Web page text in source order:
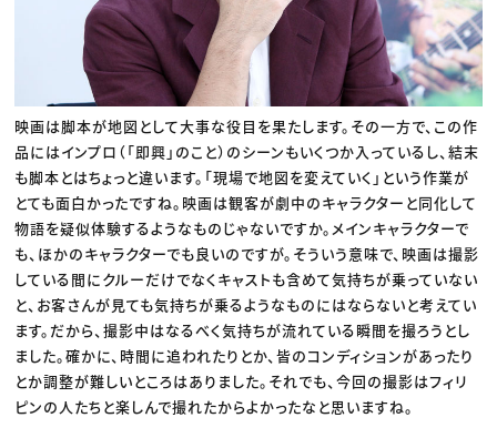
映画は脚本が地図として大事な役目を果たします。その一方で、この作
品にはインプロ（「即興」のこと）のシーンもいくつか入っているし、結末
も脚本とはちょっと違います。「現場で地図を変えていく」という作業が
とても面白かったですね。映画は観客が劇中のキャラクターと同化して
物語を疑似体験するようなものじゃないですか。メインキャラクターで
も、ほかのキャラクターでも良いのですが。そういう意味で、映画は撮影
している間にクルーだけでなくキャストも含めて気持ちが乗っていない
と、お客さんが見ても気持ちが乗るようなものにはならないと考えてい
ます。だから、撮影中はなるべく気持ちが流れている瞬間を撮ろうとし
ました。確かに、時間に追われたりとか、皆のコンディションがあったり
とか調整が難しいところはありました。それでも、今回の撮影はフィリ
ピンの人たちと楽しんで撮れたからよかったなと思いますね。